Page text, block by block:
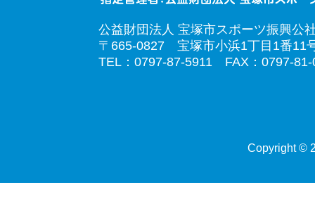
公益財団法人 宝塚市スポーツ振興公
〒665-0827 宝塚市小浜1丁目1番11
TEL：0797-87-5911 FAX：0797-81-
Copyright ©